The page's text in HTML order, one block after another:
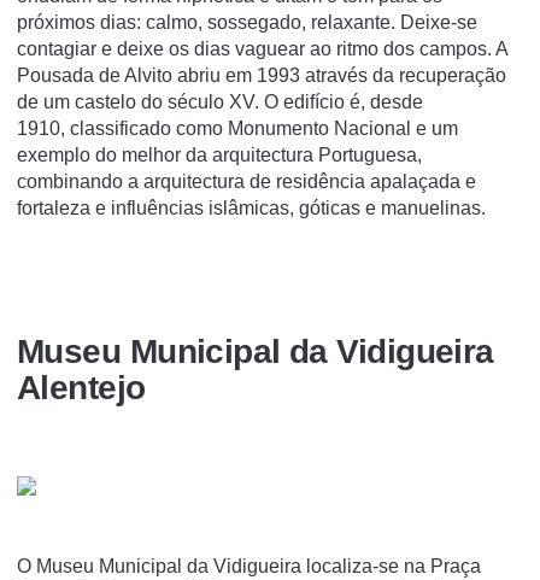
próximos dias: calmo, sossegado, relaxante. Deixe-se
contagiar e deixe os dias vaguear ao ritmo dos campos. A
Pousada de Alvito abriu em 1993 através da recuperação
de um castelo do século XV. O edifício é, desde
1910, classificado como Monumento Nacional e um
exemplo do melhor da arquitectura Portuguesa,
combinando a arquitectura de residência apalaçada e
fortaleza e influências islâmicas, góticas e manuelinas.
Museu Municipal da Vidigueira
Alentejo
O Museu Municipal da Vidigueira localiza-se na Praça